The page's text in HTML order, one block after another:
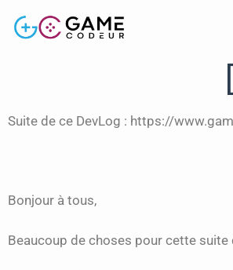
Suite de ce DevLog : https://
Bonjour à tous,
Beaucoup de choses pour cette suite